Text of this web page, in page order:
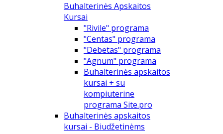
Buhalterinės Apskaitos
Kursai
"Rivile" programa
"Centas" programa
"Debetas" programa
"Agnum" programa
Buhalterinės apskaitos
kursai + su
kompiuterine
programa Site.pro
Buhalterinės apskaitos
kursai - Biudžetinėms